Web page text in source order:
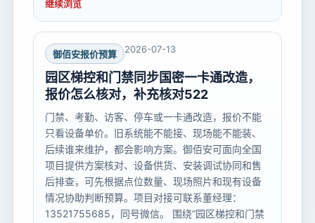
继续浏览
御佰安报价预算 2026-07-13
园区梯控和门禁同步国密一卡通改造，
报价怎么核对，补充核对522
门禁、考勤、访客、停车或一卡通改造，报价不能
只看设备单价。旧系统能不能接、现场能不能装、
后续谁来维护，都会影响方案。御佰安可面向全国
项目提供方案核对、设备供货、安装调试协同和售
后排查，可先根据点位数量、现场照片和现有设备
情况协助判断预算。项目对接可联系董经理：
13521755685，同号微信。 围绕“园区梯控和门禁